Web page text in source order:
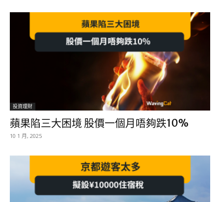
投資理財
蘋果陷三大困境 股價一個月唔夠跌10%
10 1 月, 2025